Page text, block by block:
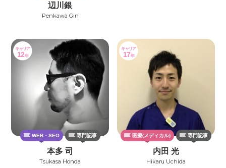
辺川銀
Penkawa Gin
キャリア
12年
WEB・SEO 専門記事
本多 司
Tsukasa Honda
キャリア
17年
医療(メディカル) 専門記事
内田 光
Hikaru Uchida